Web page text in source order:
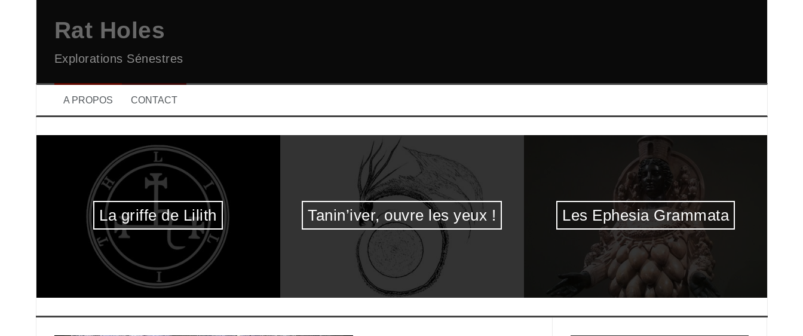
Rat Holes
Explorations Sénestres
A PROPOS CONTACT
La griffe de Lilith Tanin’iver, ouvre les yeux ! Les Ephesia Grammata